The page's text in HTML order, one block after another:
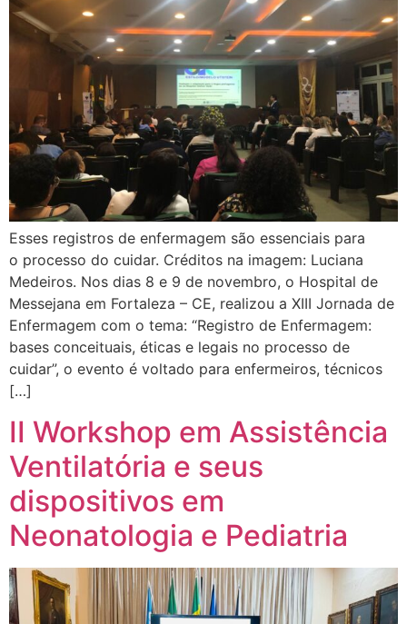
Esses registros de enfermagem são essenciais para
o processo do cuidar. Créditos na imagem: Luciana
Medeiros. Nos dias 8 e 9 de novembro, o Hospital de
Messejana em Fortaleza – CE, realizou a XIII Jornada de
Enfermagem com o tema: “Registro de Enfermagem:
bases conceituais, éticas e legais no processo de
cuidar”, o evento é voltado para enfermeiros, técnicos
[…]
II Workshop em Assistência
Ventilatória e seus
dispositivos em
Neonatologia e Pediatria